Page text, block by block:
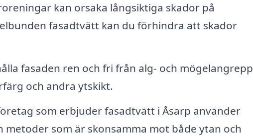
kan orsaka långsiktiga skador på
fasadtvätt kan du förhindra att skador
fasaden ren och fri från alg- och mögelangrepp
och andra ytskikt.
som erbjuder fasadtvätt i Åsarp använder
som är skonsamma mot både ytan och